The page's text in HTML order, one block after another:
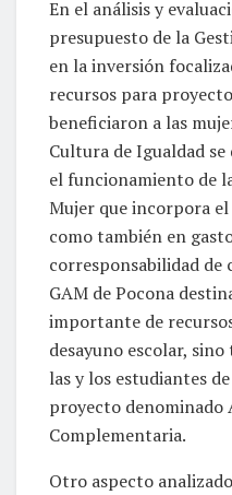
En el análisis y
presupuesto de la
en la inversión
recursos para
beneficiaron a las
Cultura de Igualdad
el funcionamiento de
Mujer que incorpora
como también en
corresponsabilidad de
GAM de Pocona
importante de
desayuno escolar,
las y los estudiantes
proyecto denominado
Complementaria.
Otro aspecto